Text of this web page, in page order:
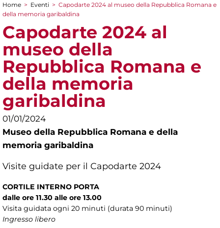
Tu sei qui
Home > Eventi > Capodarte 2024 al museo della Repubblica Romana e
della memoria garibaldina
Capodarte 2024 al
museo della
Repubblica Romana e
della memoria
garibaldina
01/01/2024
Museo della Repubblica Romana e della
memoria garibaldina
Visite guidate per il Capodarte 2024
CORTILE INTERNO PORTA
dalle ore 11.30 alle ore 13.00
Visita guidata ogni 20 minuti (durata 90 minuti)
Ingresso libero